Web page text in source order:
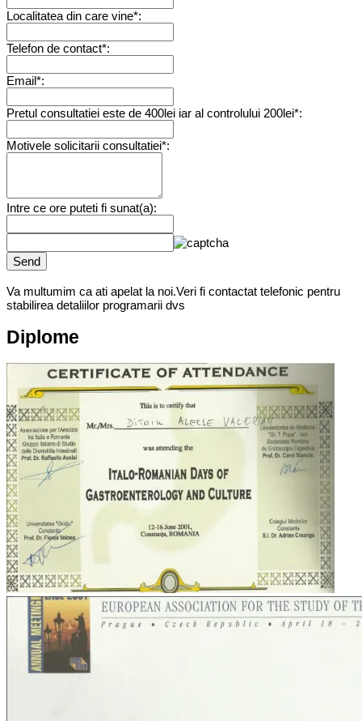
Localitatea din care vine*:
Telefon de contact*:
Email*:
Pretul consultatiei este de 400lei iar al controlului 200lei*:
Motivele solicitarii consultatiei*:
Intre ce ore puteti fi sunat(a):
Send
Va multumim ca ati apelat la noi.Veri fi contactat telefonic pentru
stabilirea detaliilor programarii dvs
Diplome